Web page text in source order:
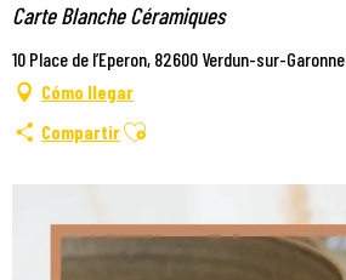
Carte Blanche Céramiques
10 Place de l’Eperon, 82600 Verdun-sur-Garonne
Cómo llegar
CompartirAjouter aux favoris